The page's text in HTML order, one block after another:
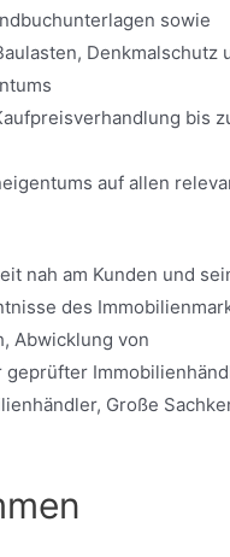
sowie
Denkmalschutz
bis
auf allen
nah am Kunden und
des
Abwicklung von
geprüfter
Große